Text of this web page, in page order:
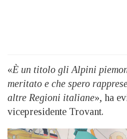
«È un titolo gli Alpini
meritato e che spero
altre Regioni italiane», ha
vicepresidente Trovant.